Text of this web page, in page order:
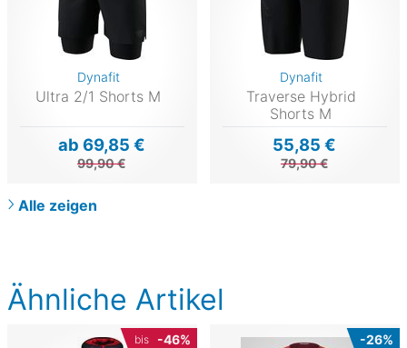
Ähnliche Artikel
bis -46% -26%
Dynafit
Ultra 2/1 Shorts M
ab 69,85 €
99,90 €
Dynafit
Traverse Hybrid
Shorts M
55,85 €
79,90 €
Alle zeigen